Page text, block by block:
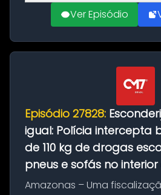
Ver Episódio
Episódio 27828:
igual: Polícia intercepta
de 110 kg de drogas
pneus e sofás no interior
Amazonas – Uma